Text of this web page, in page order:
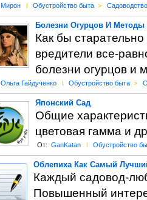
Мирон l Обустройство быта > Садоводство
Болезни Огурцов И
Как бы
вредители все-
болезни огурцов и
Ольга Гайдученко l Обустройство быта >
Японский Сад
Общие
цветовая гамма и
От: GanKatan l Обустройство
Облепиха Как Самый
Каждый садовод-
Повышенный